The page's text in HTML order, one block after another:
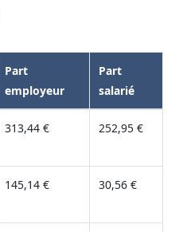
Part
employeur
Part
salarié
313,44 € 252,95 €
145,14 € 30,56 €